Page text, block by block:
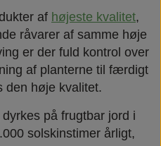
af højeste kvalitet,
råvarer af samme høje
er der fuld kontrol over
af planterne til færdigt
den høje kvalitet.
dyrkes på frugtbar jord i
solskinstimer årligt,